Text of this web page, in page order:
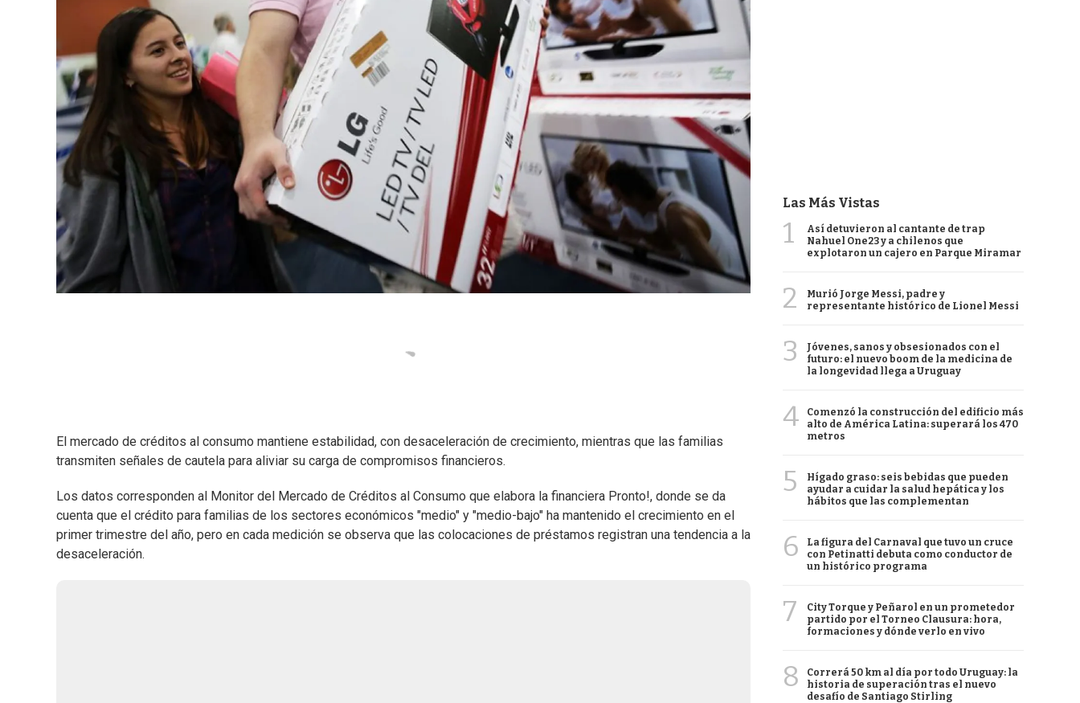
El mercado de créditos al consumo mantiene estabilidad, con desaceleración de crecimiento, mientras que las familias
transmiten señales de cautela para aliviar su carga de compromisos financieros.
Los datos corresponden al Monitor del Mercado de Créditos al Consumo que elabora la financiera Pronto!, donde se da
cuenta que el crédito para familias de los sectores económicos "medio" y "medio-bajo" ha mantenido el crecimiento en el
primer trimestre del año, pero en cada medición se observa que las colocaciones de préstamos registran una tendencia a la
desaceleración.
Las Más Vistas
1
Así detuvieron al cantante de trap
Nahuel One23 y a chilenos que
explotaron un cajero en Parque Miramar
2
Murió Jorge Messi, padre y
representante histórico de Lionel Messi
3
Jóvenes, sanos y obsesionados con el
futuro: el nuevo boom de la medicina de
la longevidad llega a Uruguay
4
Comenzó la construcción del edificio más
alto de América Latina: superará los 470
metros
5
Hígado graso: seis bebidas que pueden
ayudar a cuidar la salud hepática y los
hábitos que las complementan
6
La figura del Carnaval que tuvo un cruce
con Petinatti debuta como conductor de
un histórico programa
7
City Torque y Peñarol en un prometedor
partido por el Torneo Clausura: hora,
formaciones y dónde verlo en vivo
8
Correrá 50 km al día por todo Uruguay: la
historia de superación tras el nuevo
desafío de Santiago Stirling